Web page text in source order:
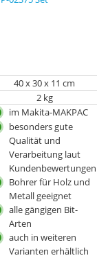
40 x 30 x 11 cm
2 kg
im Makita-MAKPAC
besonders gute
Qualität und
Verarbeitung laut
Kundenbewertungen
Bohrer für Holz und
Metall geeignet
alle gängigen Bit-
Arten
auch in weiteren
Varianten erhältlich